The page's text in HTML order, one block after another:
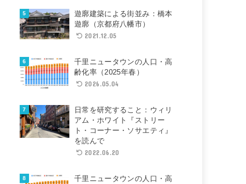
遊廓建築による街並み：橋本
遊廓（京都府八幡市）
2021.12.05
千里ニュータウンの人口・高
齢化率（2025年春）
2026.05.04
日常を研究すること：ウィリ
アム・ホワイト『ストリー
ト・コーナー・ソサエティ』
を読んで
2022.06.20
千里ニュータウンの人口・高